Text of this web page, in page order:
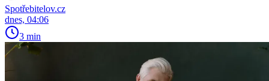
Spotřebitelov.cz
dnes, 04:06
3 min